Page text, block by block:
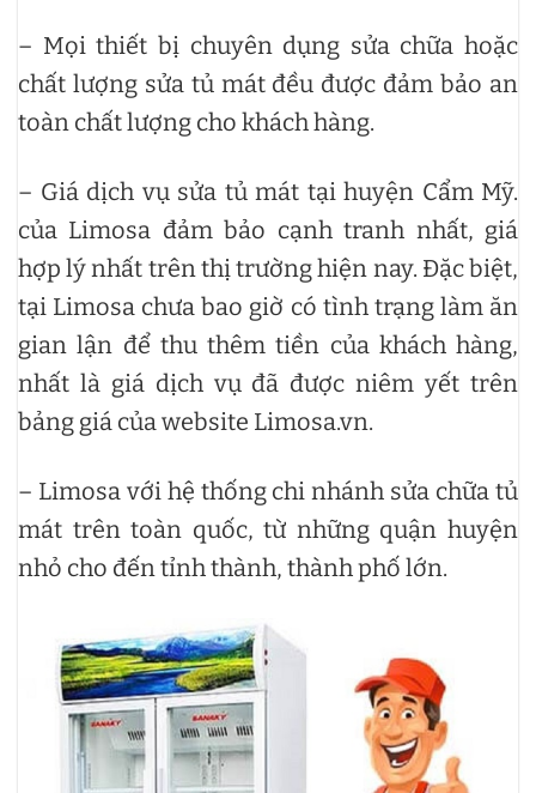
– Mọi thiết bị chuyên dụng sửa chữa hoặc
chất lượng sửa tủ mát đều được đảm bảo an
toàn chất lượng cho khách hàng.
– Giá dịch vụ sửa tủ mát tại huyện Cẩm Mỹ.
của Limosa đảm bảo cạnh tranh nhất, giá
hợp lý nhất trên thị trường hiện nay. Đặc biệt,
tại Limosa chưa bao giờ có tình trạng làm ăn
gian lận để thu thêm tiền của khách hàng,
nhất là giá dịch vụ đã được niêm yết trên
bảng giá của website Limosa.vn.
– Limosa với hệ thống chi nhánh sửa chữa tủ
mát trên toàn quốc, từ những quận huyện
nhỏ cho đến tỉnh thành, thành phố lớn.